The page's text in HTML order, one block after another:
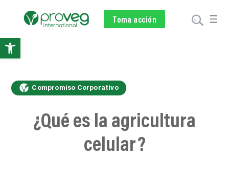
Toma acción
Subscríbete
Voluntariado
Donar
Compromiso Corporativo
¿Qué es la agricultura
celular?
Abrir
de
herramientas